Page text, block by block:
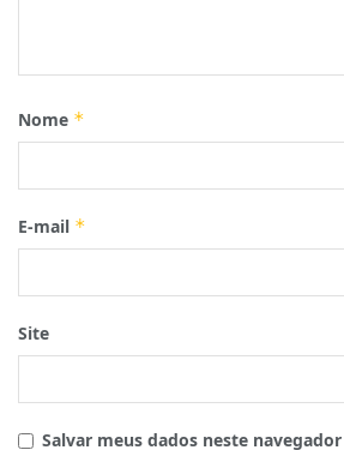
Nome *
E-mail *
Site
Salvar meus dados neste